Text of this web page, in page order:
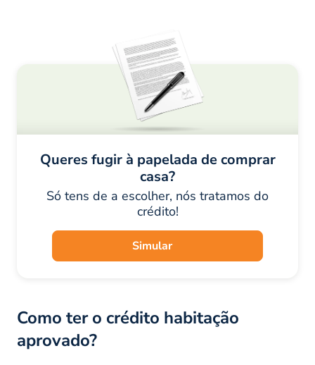
Queres fugir à papelada de comprar
casa?
Só tens de a escolher, nós tratamos do
crédito!
Simular
Como ter o crédito habitação
aprovado?